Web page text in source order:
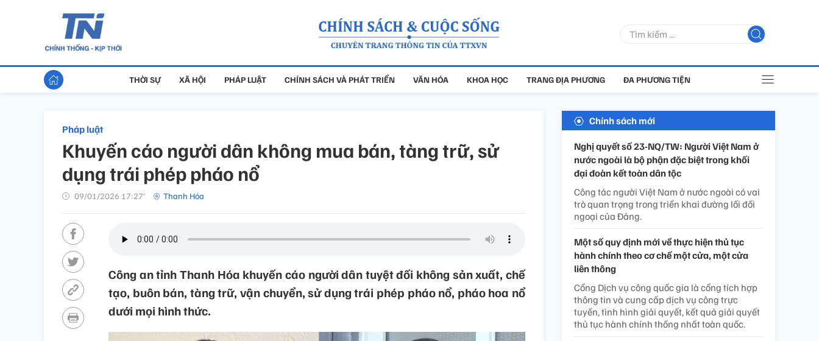
THỜI SỰ XÃ HỘI PHÁP LUẬT CHÍNH SÁCH VÀ PHÁT TRIỂN VĂN HÓA KHOA HỌC TRANG ĐỊA PHƯƠNG ĐA PHƯƠNG TIỆN
Pháp luật
Khuyến cáo người dân không mua bán, tàng trữ, sử
dụng trái phép pháo nổ
09/01/2026 17:27’ Thanh Hóa
Công an tỉnh Thanh Hóa khuyến cáo người dân tuyệt đối không sản xuất, chế
tạo, buôn bán, tàng trữ, vận chuyển, sử dụng trái phép pháo nổ, pháo hoa nổ
dưới mọi hình thức.
Chính sách mới
Nghị quyết số 23-NQ/TW: Người Việt Nam ở
nước ngoài là bộ phận đặc biệt trong khối
đại đoàn kết toàn dân tộc
Công tác người Việt Nam ở nước ngoài có vai
trò quan trọng trong triển khai đường lối đối
ngoại của Đảng.
Một số quy định mới về thực hiện thủ tục
hành chính theo cơ chế một cửa, một cửa
liên thông
Cổng Dịch vụ công quốc gia là cổng tích hợp
thông tin và cung cấp dịch vụ công trực
tuyến, tình hình giải quyết, kết quả giải quyết
thủ tục hành chính thống nhất toàn quốc.